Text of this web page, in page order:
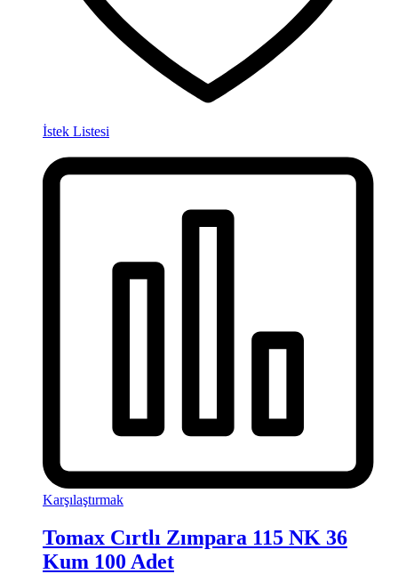
İstek Listesi
Karşılaştırmak
Tomax Cırtlı Zımpara 115 NK 36
Kum 100 Adet